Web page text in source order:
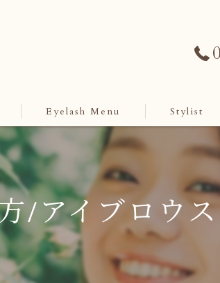
Eyelash Menu Stylist
/アイブロウ